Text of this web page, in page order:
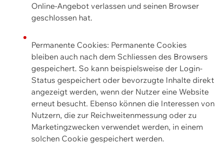
Online-Angebot verlassen und seinen Browser
geschlossen hat.
Permanente Cookies: Permanente Cookies
bleiben auch nach dem Schliessen des Browsers
gespeichert. So kann beispielsweise der Login-
Status gespeichert oder bevorzugte Inhalte direkt
angezeigt werden, wenn der Nutzer eine Website
erneut besucht. Ebenso können die Interessen von
Nutzern, die zur Reichweitenmessung oder zu
Marketingzwecken verwendet werden, in einem
solchen Cookie gespeichert werden.